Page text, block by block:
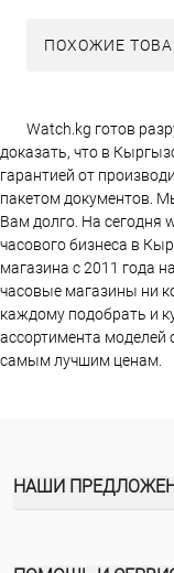
ПОХОЖИЕ
Watch.kg готов
доказать, что в
гарантией от
пакетом документов.
Вам долго. На сегодня
часового бизнеса в
магазина c 2011 года
часовые магазины ни
каждому подобрать и
ассортимента моделей
самым лучшим ценам.
НАШИ